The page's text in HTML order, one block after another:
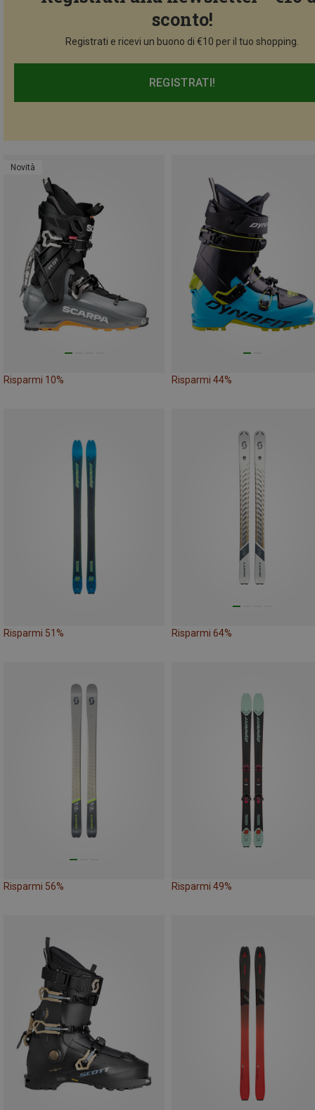
sconto!
Registrati e ricevi un buono di €10 per il tuo shopping.
REGISTRATI!
Novità
Risparmi 10% Risparmi 44%
Risparmi 51% Risparmi 64%
Risparmi 56% Risparmi 49%